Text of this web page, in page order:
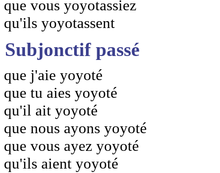
que vous yoyotassiez
qu'ils yoyotassent
Subjonctif passé
que j'aie yoyoté
que tu aies yoyoté
qu'il ait yoyoté
que nous ayons yoyoté
que vous ayez yoyoté
qu'ils aient yoyoté